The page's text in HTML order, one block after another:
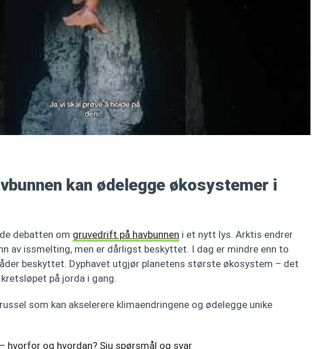
kan ødelegge økosystemer i
debatten om gruvedrift på havbunnen i et nytt lys. Arktis endrer
av issmelting, men er dårligst beskyttet. I dag er mindre enn to
beskyttet. Dyphavet utgjør planetens største økosystem – det
på jorda i gang.
som kan akselerere klimaendringene og ødelegge unike
hvorfor og hvordan? Sju spørsmål og svar